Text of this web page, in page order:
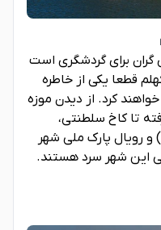
برای گردشگری است
قطعا یکی از خاطره
کرد. از دیدن موزه
تا کاخ سلطنتی،
و رویال پارک ملی شهر
این شهر سرد هستند.